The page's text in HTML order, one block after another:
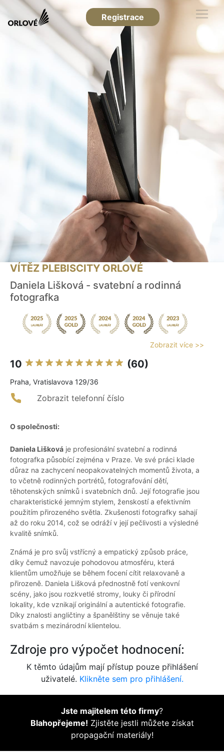
Registrace
VÍTĚZ PLEBISCITY ORLOVÉ
Daniela Lišková - svatební a rodinná
fotografka
Zobrazit více >>
10 (60)
Praha, Vratislavova 129/36
Zobrazit telefonní číslo
O společnosti:
Daniela Lišková je profesionální svatební a rodinná
fotografka působící zejména v Praze. Ve své práci klade
důraz na zachycení neopakovatelných momentů života, a
to včetně rodinných portrétů, fotografování dětí,
těhotenských snímků i svatebních dnů. Její fotografie jsou
charakteristické jemným stylem, ženskostí a efektivním
použitím přirozeného světla. Zkušenosti fotografky sahají
až do roku 2014, což se odráží v její pečlivosti a výsledné
kvalitě snímků.
Známá je pro svůj vstřícný a empatický způsob práce,
díky čemuž navozuje pohodovou atmosféru, která
klientům umožňuje se během focení cítit relaxovaně a
přirozeně. Daniela Lišková přednostně fotí venkovní
scény, jako jsou rozkvetlé stromy, louky či přírodní
lokality, kde vznikají originální a autentické fotografie.
Díky znalosti angličtiny a španělštiny se věnuje také
svatbám s mezinárodní klientelou.
Zdroje pro výpočet hodnocení:
K těmto údajům mají přístup pouze přihlášení
uživatelé. Klikněte sem pro přihlášení.
Jste majitelem této firmy?
Blahopřejeme! Zjistěte jestli můžete získat
propagační materiály!